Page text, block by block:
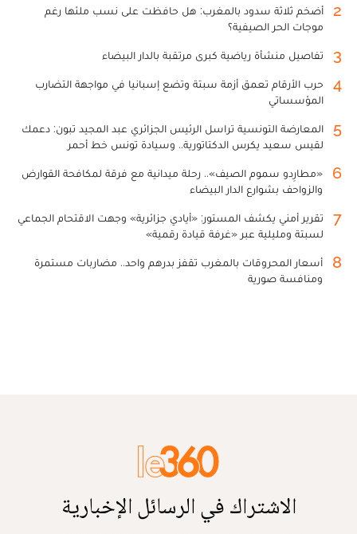
2
أضخم ثلاثة سدود بالمغرب: هل حافظت على نسب ملئها رغم
موجات الحر الصيفية؟
3 تفاصيل منشأة رياضية كبرى مرتقبة بالدار البيضاء
4
حرب الأرقام تعمق أزمة سبتة وتضع إسبانيا في مواجهة التضارب
المؤسساتي
5
المعارضة التونسية تراسل الرئيس الجزائري عبد المجيد تبون: دعمك
لقيس سعيد يكرس الدكتاتورية.. وسيادة تونس خط أحمر
6
«مطارِدو سموم الصيف».. رحلة ميدانية مع فرقة لمكافحة القوارض
والزواحف بشوارع الدار البيضاء
7
تقرير أمني يكشف المستور: «أيادي جزائرية» وجهت الاقتحام الجماعي
لسبتة ومليلية عبر «غرفة قيادة رقمية»
8
أسعار المحروقات بالمغرب تقفز بدرهم واحد.. مضاربات مستمرة
ومنافسة صورية
الاشتراك في الرسائل الإخبارية